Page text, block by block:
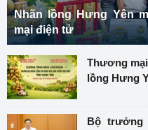
Nhãn lồng Hưng Yên
mại điện tử
Thương
lồng Hưng
Bộ trưởng